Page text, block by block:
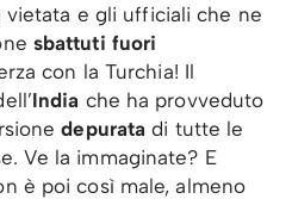
vietata e gli ufficiali che ne
sbattuti fuori
con la Turchia! Il
India che ha provveduto
depurata di tutte le
Ve la immaginate? E
è poi così male, almeno